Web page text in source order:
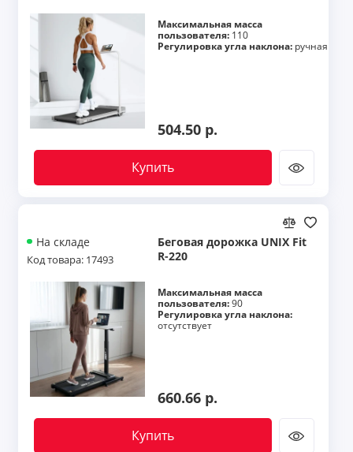
Максимальная масса
пользователя: 110
Регулировка угла наклона: ручная
504.50 р.
Купить
На складе
Код товара: 17493
Беговая дорожка UNIX Fit
R-220
Максимальная масса
пользователя:90
Регулировка угла наклона:
отсутствует
660.66 р.
Купить